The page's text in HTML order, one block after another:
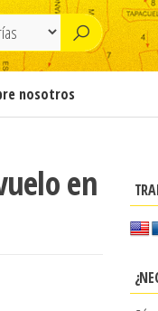
nosotros
en